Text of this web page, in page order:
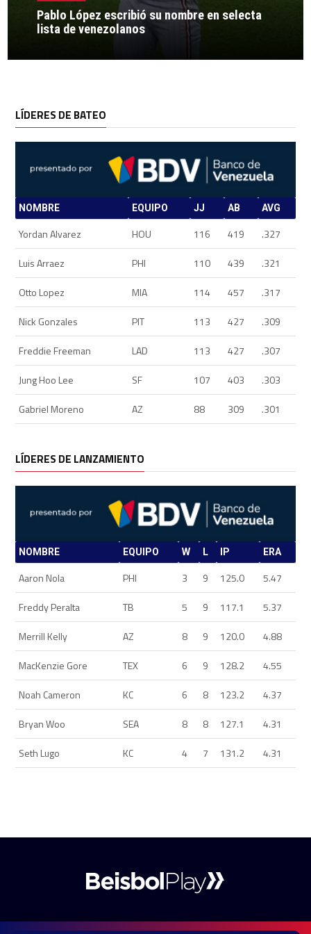
Pablo López escribió su nombre en selecta
lista de venezolanos
LÍDERES DE BATEO
NOMBRE EQUIPO JJ AB AVG
Yordan Alvarez HOU 116 419
.327
Luis Arraez
PHI 110 439
.321
Otto Lopez
MIA 114 457
.317
Nick Gonzales
PIT 113 427
.309
Freddie Freeman
LAD 113 427
.307
Jung Hoo Lee
SF 107 403
.303
Gabriel Moreno
AZ 88 309 .301
LÍDERES DE LANZAMIENTO
NOMBRE EQUIPO W L IP ERA
Aaron Nola PHI 3 9 125.0
5.47
Freddy Peralta
TB 5 9 117.1
5.37
Merrill Kelly
AZ 8 9 120.0
4.88
MacKenzie Gore
TEX 6 9 128.2
4.55
Noah Cameron
KC 6 8 123.2
4.37
Bryan Woo
SEA 8 8 127.1
4.31
Seth Lugo
KC 4 7 131.2 4.31